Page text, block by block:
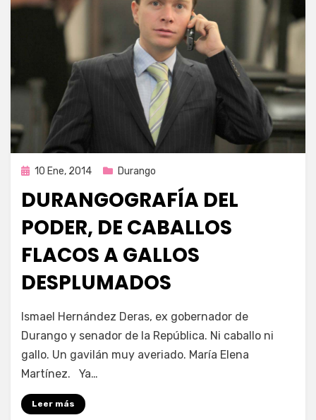
Publicada
10 Ene, 2014 Durango
DURANGOGRAFÍA DEL
PODER, DE CABALLOS
FLACOS A GALLOS
DESPLUMADOS
Enrique
Ismael Hernández Deras, ex gobernador de
Durango y senador de la República. Ni caballo ni
gallo. Un gavilán muy averiado. María Elena
Martínez. Ya…
Leer más